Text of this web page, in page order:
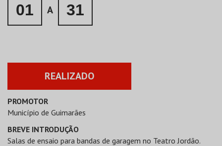
01 A 31
REALIZADO
PROMOTOR
Município de Guimarães
BREVE INTRODUÇÃO
Salas de ensaio para bandas de garagem no Teatro Jordão.